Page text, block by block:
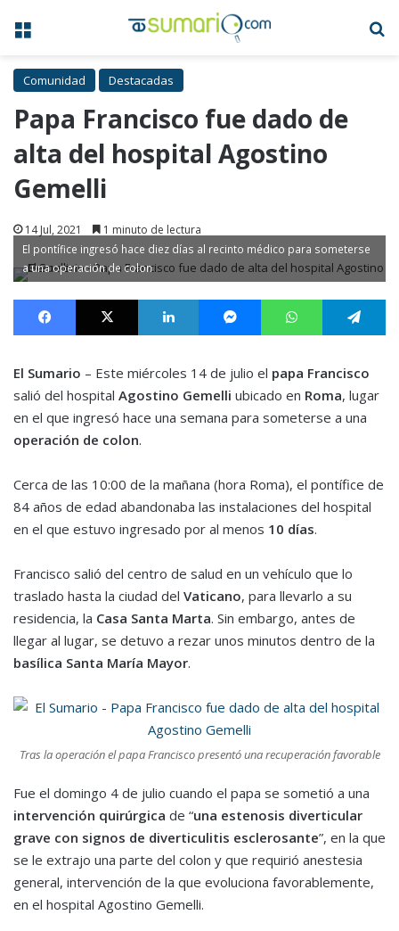
Menú
Comunidad Destacadas
Papa Francisco fue dado de
alta del hospital Agostino
Gemelli
14 Jul, 2021 1 minuto de lectura
El pontífice ingresó hace diez días al recinto médico para someterse
a una operación de colon
Facebook X LinkedIn MessengerWhatsApp
El Sumario – Este miércoles 14 de julio el papa Francisco
salió del hospital Agostino Gemelli ubicado en Roma, lugar
en el que ingresó hace una semana para someterse a una
operación de colon.
Cerca de las 10:00 de la mañana (hora Roma), el pontífice de
84 años de edad abandonaba las instalaciones del hospital
en el que estuvo ingresado por al menos 10 días.
Francisco salió del centro de salud en un vehículo que lo
traslado hasta la ciudad del Vaticano, para llevarlo a su
residencia, la Casa Santa Marta. Sin embargo, antes de
llegar al lugar, se detuvo a rezar unos minutos dentro de la
basílica Santa María Mayor.
Tras la operación el papa Francisco presentó una recuperación favorable
Fue el domingo 4 de julio cuando el papa se sometió a una
intervención quirúrgica de “una estenosis diverticular
grave con signos de diverticulitis esclerosante”, en la que
se le extrajo una parte del colon y que requirió anestesia
general, intervención de la que evoluciona favorablemente,
en el hospital Agostino Gemelli.